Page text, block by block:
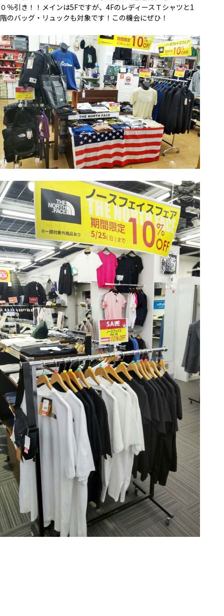
０％引き！！メインは5Fですが、4FのレディースＴシャツと1
階のバッグ・リュックも対象です！この機会にぜひ！